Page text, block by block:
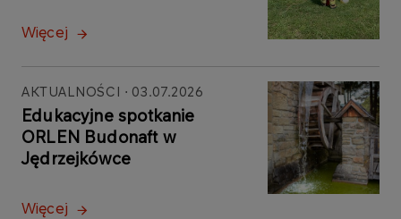
Więcej
AKTUALNOŚCI 03.07.2026
Edukacyjne spotkanie
ORLEN Budonaft w
Jędrzejkówce
Więcej